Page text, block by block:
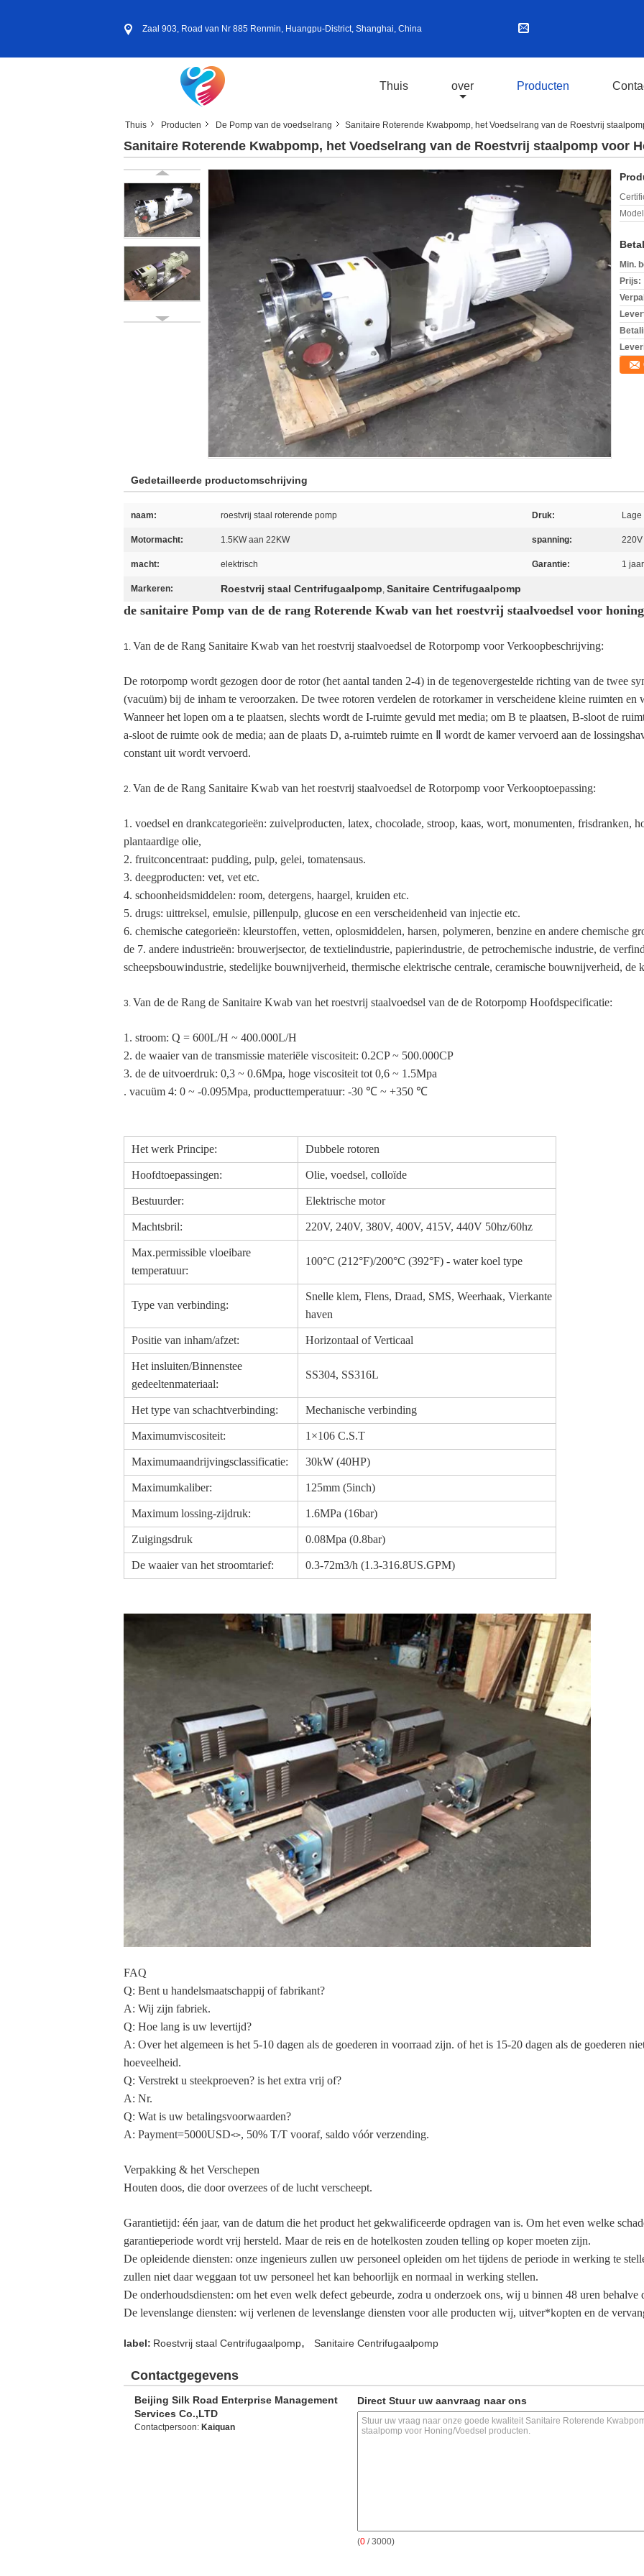
Zaal 903, Road van Nr 885 Renmin, Huangpu-District, Shanghai, China
Thuis over Producten
Thuis Producten De Pomp van de voedselrang Sanitaire Roterende Kwabpomp, het Voedselrang van de Roestvrij
Sanitaire Roterende Kwabpomp, het Voedselrang van de Roestvrij staalpomp voor
Min.
Prijs:
Gedetailleerde productomschrijving
naam: roestvrij staal roterende pomp Druk: Lage
Motormacht: 1.5KW aan 22KW spanning: 220V
macht: elektrisch Garantie: 1 jaar
Markeren: Roestvrij staal Centrifugaalpomp, Sanitaire Centrifugaalpomp
de sanitaire Pomp van de de rang Roterende Kwab van het roestvrij staalvoedsel voor
1. Van de de Rang Sanitaire Kwab van het roestvrij staalvoedsel de Rotorpomp voor Verkoopbeschrijving:
De rotorpomp wordt gezogen door de rotor (het aantal tanden 2-4) in de tegenovergestelde richting van de twee
(vacuüm) bij de inham te veroorzaken. De twee rotoren verdelen de rotorkamer in verscheidene kleine ruimten
Wanneer het lopen om a te plaatsen, slechts wordt de I-ruimte gevuld met media; om B te plaatsen, B-sloot de
a-sloot de ruimte ook de media; aan de plaats D, a-ruimteb ruimte en Ⅱ wordt de kamer vervoerd aan de
constant uit wordt vervoerd.
2. Van de de Rang Sanitaire Kwab van het roestvrij staalvoedsel de Rotorpomp voor Verkooptoepassing:
1. voedsel en drankcategorieën: zuivelproducten, latex, chocolade, stroop, kaas, wort, monumenten, frisdranken,
plantaardige olie,
2. fruitconcentraat: pudding, pulp, gelei, tomatensaus.
3. deegproducten: vet, vet etc.
4. schoonheidsmiddelen: room, detergens, haargel, kruiden etc.
5. drugs: uittreksel, emulsie, pillenpulp, glucose en een verscheidenheid van injectie etc.
6. chemische categorieën: kleurstoffen, vetten, oplosmiddelen, harsen, polymeren, benzine en andere chemische
de 7. andere industrieën: brouwerjsector, de textielindustrie, papierindustrie, de petrochemische industrie, de
scheepsbouwindustrie, stedelijke bouwnijverheid, thermische elektrische centrale, ceramische bouwnijverheid, de
3. Van de de Rang de Sanitaire Kwab van het roestvrij staalvoedsel van de de Rotorpomp Hoofdspecificatie:
1. stroom: Q = 600L/H ~ 400.000L/H
2. de waaier van de transmissie materiële viscositeit: 0.2CP ~ 500.000CP
3. de de uitvoerdruk: 0,3 ~ 0.6Mpa, hoge viscositeit tot 0,6 ~ 1.5Mpa
. vacuüm 4: 0 ~ -0.095Mpa, producttemperatuur: -30 ℃ ~ +350 ℃
Het werk Principe: Dubbele rotoren
Hoofdtoepassingen: Olie, voedsel, colloïde
Bestuurder: Elektrische motor
Machtsbril: 220V, 240V, 380V, 400V, 415V, 440V 50hz/60hz
Max.permissible vloeibare
temperatuur:
100°C (212°F)/200°C (392°F) - water koel type
Type van verbinding:
Snelle klem, Flens, Draad, SMS, Weerhaak, Vierkante
haven
Positie van inham/afzet: Horizontaal of Verticaal
Het insluiten/Binnenstee
gedeeltenmateriaal:
SS304, SS316L
Het type van schachtverbinding: Mechanische verbinding
Maximumviscositeit: 1×106 C.S.T
Maximumaandrijvingsclassificatie: 30kW (40HP)
Maximumkaliber: 125mm (5inch)
Maximum lossing-zijdruk: 1.6MPa (16bar)
Zuigingsdruk 0.08Mpa (0.8bar)
De waaier van het stroomtarief: 0.3-72m3/h (1.3-316.8US.GPM)
FAQ
Q: Bent u handelsmaatschappij of fabrikant?
A: Wij zijn fabriek.
Q: Hoe lang is uw levertijd?
A: Over het algemeen is het 5-10 dagen als de goederen in voorraad zijn. of het is 15-20 dagen als de goederen
hoeveelheid.
Q: Verstrekt u steekproeven? is het extra vrij of?
A: Nr.
Q: Wat is uw betalingsvoorwaarden?
A: Payment=5000USD<>, 50% T/T vooraf, saldo vóór verzending.
Verpakking & het Verschepen
Houten doos, die door overzees of de lucht verscheept.
Garantietijd: één jaar, van de datum die het product het gekwalificeerde opdragen van is. Om het even welke
garantieperiode wordt vrij hersteld. Maar de reis en de hotelkosten zouden telling op koper moeten zijn.
De opleidende diensten: onze ingenieurs zullen uw personeel opleiden om het tijdens de periode in werking te
zullen niet daar weggaan tot uw personeel het kan behoorlijk en normaal in werking stellen.
De onderhoudsdiensten: om het even welk defect gebeurde, zodra u onderzoek ons, wij u binnen 48 uren behalve
De levenslange diensten: wij verlenen de levenslange diensten voor alle producten wij, uitver*kopten en de
label: Roestvrij staal Centrifugaalpomp, Sanitaire Centrifugaalpomp
Contactgegevens
Beijing Silk Road Enterprise Management
Services Co.,LTD
Contactpersoon: Kaiquan
Direct Stuur uw aanvraag naar ons
(0 / 3000)